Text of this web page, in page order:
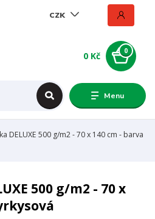
Menu
CZK
0
0 Kč
DELUXE 500 g/m2 - 70 x 140 cm - barva
500 g/m2 - 70 x